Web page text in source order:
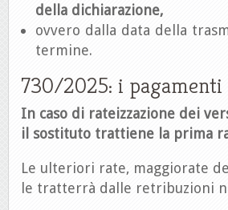
della dichiarazione,
ovvero dalla data della
termine.
730/2025: i pagamenti
In caso di rateizzazione dei
il sostituto trattiene la prima
Le ulteriori rate, maggiorate
le tratterrà dalle retribuzioni